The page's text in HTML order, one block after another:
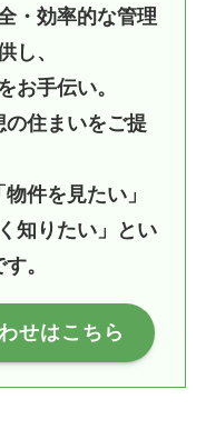
・効率的な管理
し、
お手伝い。
の住まいをご提
件を見たい」
知りたい」とい
。
せはこちら